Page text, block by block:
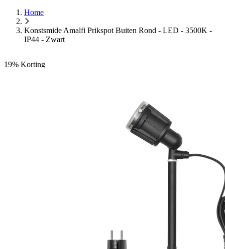
Home
Konstsmide Amalfi Prikspot Buiten Rond - LED - 3500K -
IP44 - Zwart
19% Korting